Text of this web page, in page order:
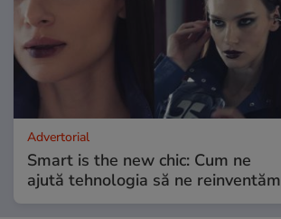
Advertorial
Smart is the new chic: Cum ne
ajută tehnologia să ne reinventăm